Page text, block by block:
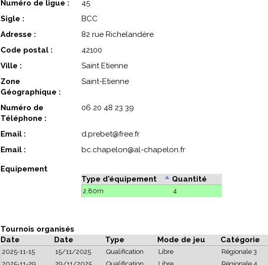
Numéro de ligue :
45
Sigle :
BCC
Adresse :
82 rue Richelandère
Code postal :
42100
Ville :
Saint Etienne
Zone
Géographique :
Saint-Etienne
Numéro de
Téléphone :
06 20 48 23 39
Email :
d.prebet@free.fr
Email :
bc.chapelon@al-chapelon.fr
Equipement
Type d'équipement
Quantité
2.80m 4
Tournois organisés
Date
Date Type Mode de jeu Catégorie
2025-11-15 15/11/2025 Qualification Libre Régionale 3